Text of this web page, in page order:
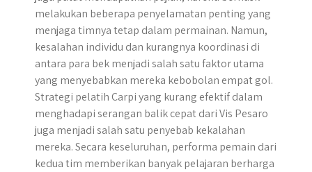
melakukan beberapa penyelamatan penting yang
menjaga timnya tetap dalam permainan. Namun,
kesalahan individu dan kurangnya koordinasi di
antara para bek menjadi salah satu faktor utama
yang menyebabkan mereka kebobolan empat gol.
Strategi pelatih Carpi yang kurang efektif dalam
menghadapi serangan balik cepat dari Vis Pesaro
juga menjadi salah satu penyebab kekalahan
mereka. Secara keseluruhan, performa pemain dari
kedua tim memberikan banyak pelajaran berharga